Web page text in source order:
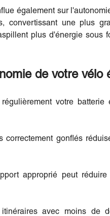
également sur
convertissant une plus
plus d'énergie sous
de votre vélo
régulièrement votre
correctement gonflés
approprié peut
avec moins de